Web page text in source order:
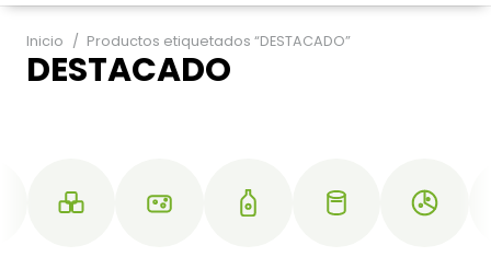
Inicio / Productos etiquetados “DESTACADO”
DESTACADO